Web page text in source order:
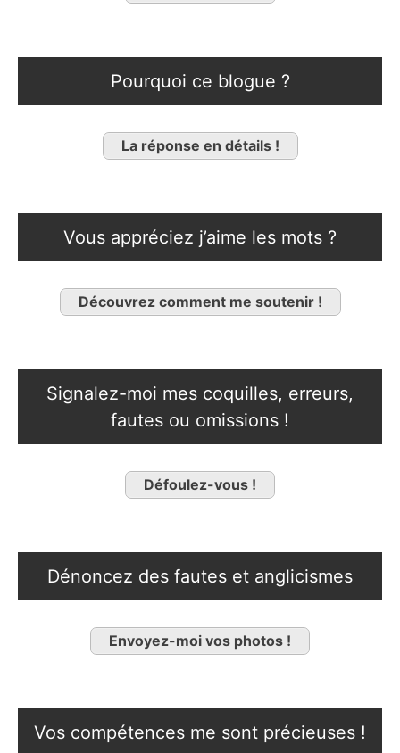
Pourquoi ce blogue ?
La réponse en détails !
Vous appréciez j’aime les mots ?
Découvrez comment me soutenir !
Signalez-moi mes coquilles, erreurs,
fautes ou omissions !
Défoulez-vous !
Dénoncez des fautes et anglicismes
Envoyez-moi vos photos !
Vos compétences me sont précieuses !